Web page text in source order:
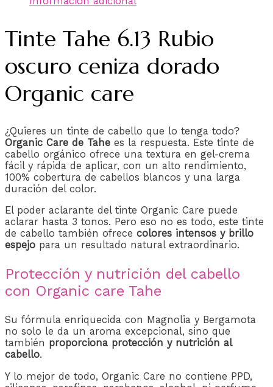
Tinte Tahe 6.13 Rubio
oscuro ceniza dorado
Organic care
¿Quieres un tinte de cabello que lo tenga todo?
Organic Care de Tahe es la respuesta. Este tinte de
cabello orgánico ofrece una textura en gel-crema
fácil y rápida de aplicar, con un alto rendimiento,
100% cobertura de cabellos blancos y una larga
duración del color.
El poder aclarante del tinte Organic Care puede
aclarar hasta 3 tonos. Pero eso no es todo, este tinte
de cabello también ofrece colores intensos y brillo
espejo para un resultado natural extraordinario.
Protección y nutrición del cabello
con Organic care Tahe
Su fórmula enriquecida con Magnolia y Bergamota
no solo le da un aroma excepcional, sino que
también proporciona protección y nutrición al
cabello.
Y lo mejor de todo, Organic Care no contiene PPD,